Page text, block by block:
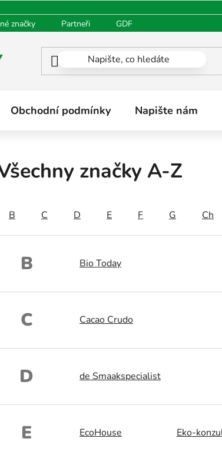
značky Partneři GDPR
Obchodní podmínky Napište nám
značky A-Z
B C D E F G Ch
B Bio Today
C Cacao Crudo
D de Smaakspecialist
E EcoHouse Eko-